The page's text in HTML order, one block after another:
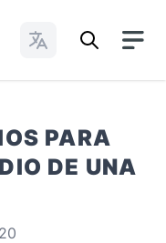
Cambiar idioma
PARA
DE UNA